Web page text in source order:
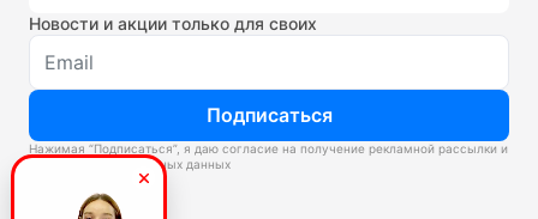
Новости и акции только для своих
Подписаться
Нажимая “Подписаться”, я даю согласие на получение рекламной рассылки и
обработку персональных данных